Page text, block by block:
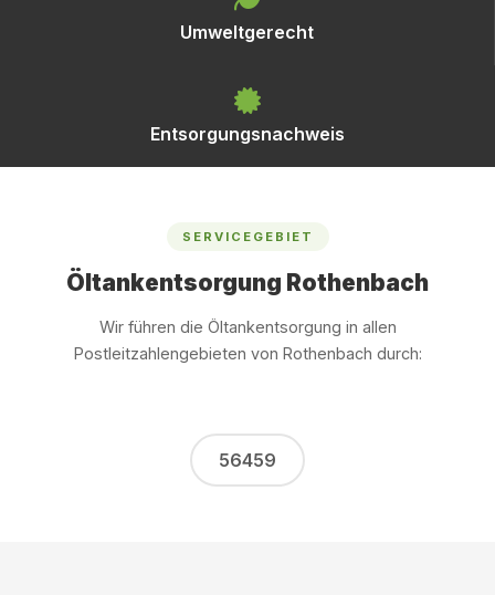
Umweltgerecht
Entsorgungsnachweis
SERVICEGEBIET
Öltankentsorgung Rothenbach
Wir führen die Öltankentsorgung in allen
Postleitzahlengebieten von Rothenbach durch:
56459